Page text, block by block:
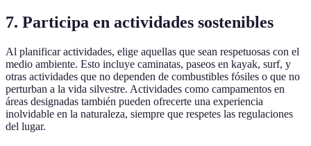
7. Participa en actividades sostenibles
Al planificar actividades, elige aquellas que sean respetuosas con el
medio ambiente. Esto incluye caminatas, paseos en kayak, surf, y
otras actividades que no dependen de combustibles fósiles o que no
perturban a la vida silvestre. Actividades como campamentos en
áreas designadas también pueden ofrecerte una experiencia
inolvidable en la naturaleza, siempre que respetes las regulaciones
del lugar.